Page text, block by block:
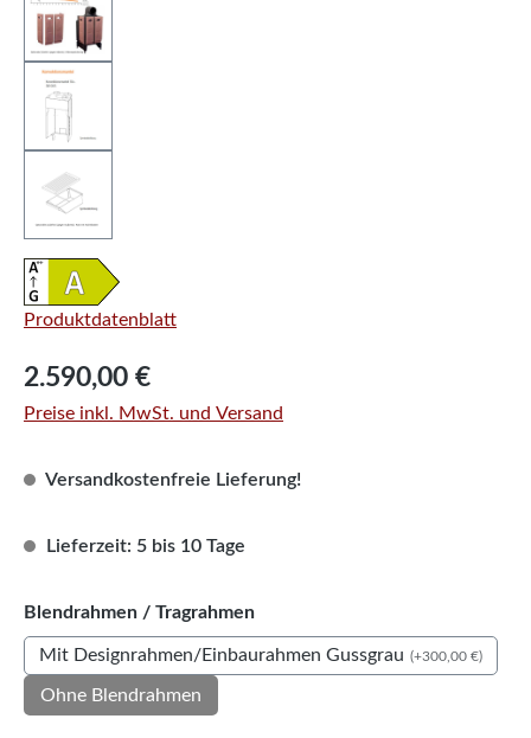
Produktdatenblatt
Regulärer Preis:
2.590,00 €
Preise inkl. MwSt. und Versand
Versandkostenfreie Lieferung!
Lieferzeit: 5 bis 10 Tage
Blendrahmen / Tragrahmenauswählen
Mit Designrahmen/Einbaurahmen Gussgrau (+300,00 €)
Ohne Blendrahmen